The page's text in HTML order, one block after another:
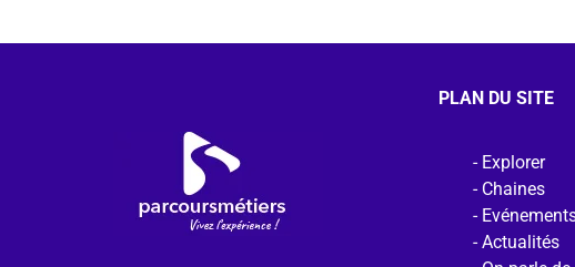
PLAN DU SITE
Explorer
Chaines
Actualités